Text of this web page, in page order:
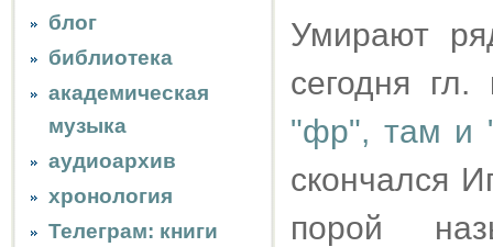
блог
библиотека
академическая
музыка
аудиоархив
хронология
Телеграм: книги
Умирают
сегодня
"фр", там и
скончался
порой